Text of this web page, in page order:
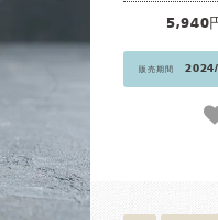
5,940
販売期間